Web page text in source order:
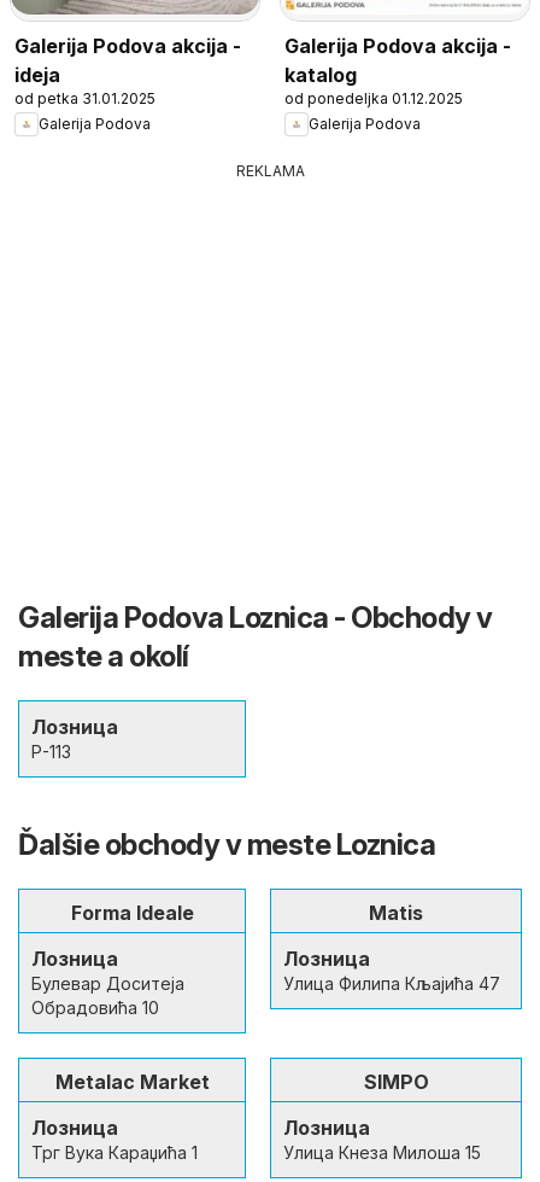
Galerija Podova akcija -
ideja
od petka 31.01.2025
Galerija Podova
Galerija Podova akcija -
katalog
od ponedeljka 01.12.2025
Galerija Podova
REKLAMA
Galerija Podova Loznica - Obchody v
meste a okolí
Лозница
Р-113
Ďalšie obchody v meste Loznica
Forma Ideale
Лозница
Булевар Доситеја
Обрадовића 10
Matis
Лозница
Улица Филипа Кљајића 47
Metalac Market
Лозница
Трг Вука Караџића 1
SIMPO
Лозница
Улица Кнеза Милоша 15